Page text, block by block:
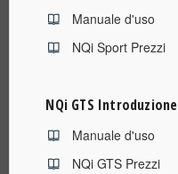
Manuale d'uso
NQi Sport Prezzi
NQi GTS Introduzione
Manuale d'uso
NQi GTS Prezzi